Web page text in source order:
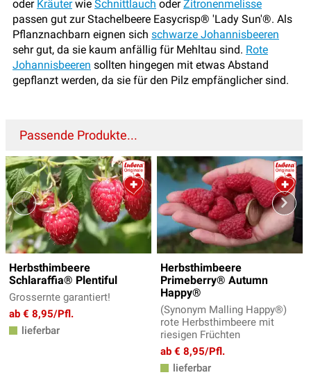
oder Kräuterwie Schnittlauch oderZitronenmelisse
passen gut zur Stachelbeere Easycrisp® 'Lady Sun'®. Als
Pflanznachbarn eignen sich schwarze Johannisbeeren
sehr gut, da sie kaum anfällig für Mehltau sind. Rote
Johannisbeeren sollten hingegen mit etwas Abstand
gepflanzt werden, da sie für den Pilz empfänglicher sind.
Passende Produkte...
Herbsthimbeere
Schlaraffia® Plentiful
Grossernte garantiert!
ab € 8,95/Pfl.
lieferbar
Herbsthimbeere
Primeberry® Autumn
Happy®
(Synonym Malling Happy®)
rote Herbsthimbeere mit
riesigen Früchten
ab € 8,95/Pfl.
lieferbar